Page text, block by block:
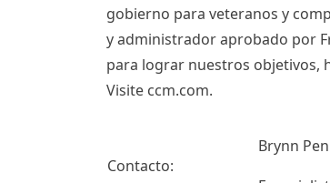
gobierno para veteranos y
y administrador aprobado por
para lograr nuestros objetivos,
Visite ccm.com.
Contacto:
Brynn